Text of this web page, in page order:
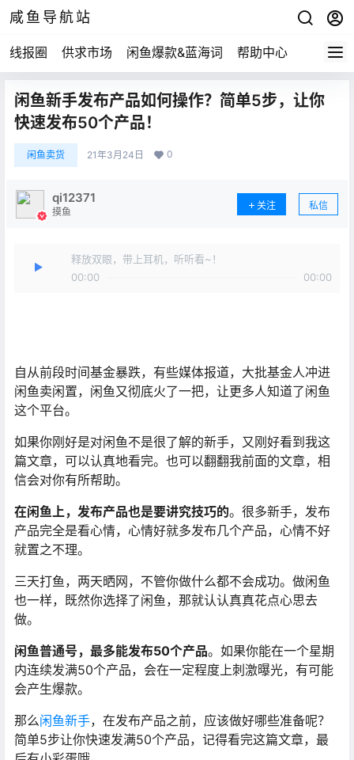
咸鱼导航站
线报圈 供求市场 闲鱼爆款&蓝海词 帮助中心
闲鱼新手发布产品如何操作？简单5步，让你
快速发布50个产品！
闲鱼卖货 21年3月24日 0
qi12371
摸鱼
关注 私信
释放双眼，带上耳机，听听看~！
00:00
00:00
自从前段时间基金暴跌，有些媒体报道，大批基金人冲进
闲鱼卖闲置，闲鱼又彻底火了一把，让更多人知道了闲鱼
这个平台。
如果你刚好是对闲鱼不是很了解的新手，又刚好看到我这
篇文章，可以认真地看完。也可以翻翻我前面的文章，相
信会对你有所帮助。
在闲鱼上，发布产品也是要讲究技巧的。很多新手，发布
产品完全是看心情，心情好就多发布几个产品，心情不好
就置之不理。
三天打鱼，两天晒网，不管你做什么都不会成功。做闲鱼
也一样，既然你选择了闲鱼，那就认认真真花点心思去
做。
闲鱼普通号，最多能发布50个产品。如果你能在一个星期
内连续发满50个产品，会在一定程度上刺激曝光，有可能
会产生爆款。
那么闲鱼新手，在发布产品之前，应该做好哪些准备呢？
简单5步让你快速发满50个产品，记得看完这篇文章，最